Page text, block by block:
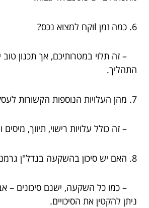
6. כמה זמן lוקח למצוא נכס?
– זה תלוי במטרותיכם, אך תכנון טוב
התהליך.
7. מהן העלויות הנוספות הקשורות לעסקאות נדל"ן?
– זה כולל עלויות רישוי, תיווך, מיסים
8. האם יש סיכון בהשקעה בנדל"ן גרמני?
– כמו כל השקעה, ישנם סיכונים –
ניתן להקטין את הסיכויים.